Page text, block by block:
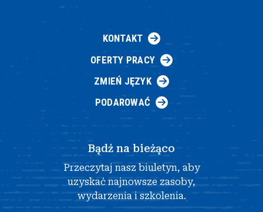
KONTAKT
OFERTY PRACY
ZMIEŃ JĘZYK
PODAROWAĆ
Bądź na bieżąco
Przeczytaj nasz biuletyn, aby
uzyskać najnowsze zasoby,
wydarzenia i szkolenia.